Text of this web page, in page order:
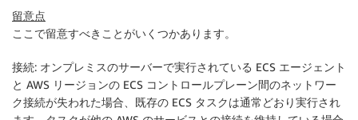
留意点
ここで留意すべきことがいくつかあります。
接続: オンプレミスのサーバーで実行されている ECS エージェント
と AWS リージョンの ECS コントロールプレーン間のネットワー
ク接続が失われた場合、既存の ECS タスクは通常どおり実行され